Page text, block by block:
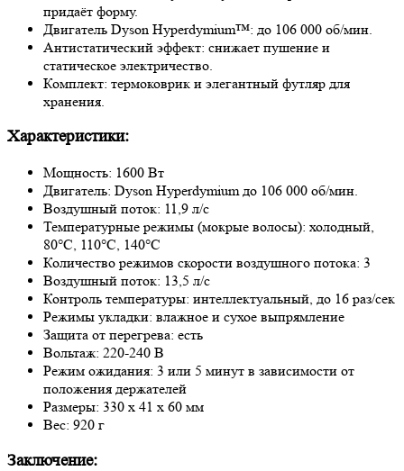
придаёт форму.
Двигатель Dyson Hyperdymium™: до 106 000 об/мин.
Антистатический эффект: снижает пушение и
статическое электричество.
Комплект: термоковрик и элегантный футляр для
хранения.
Характеристики:
Мощность: 1600 Вт
Двигатель: Dyson Hyperdymium до 106 000 об/мин.
Воздушный поток: 11,9 л/с
Температурные режимы (мокрые волосы): холодный,
80°C, 110°C, 140°C
Количество режимов скорости воздушного потока: 3
Воздушный поток: 13,5 л/с
Контроль температуры: интеллектуальный, до 16 раз/сек
Режимы укладки: влажное и сухое выпрямление
Защита от перегрева: есть
Вольтаж: 220-240 В
Режим ожидания: 3 или 5 минут в зависимости от
положения держателей
Размеры: 330 x 41 x 60 мм
Вес: 920 г
Заключение: